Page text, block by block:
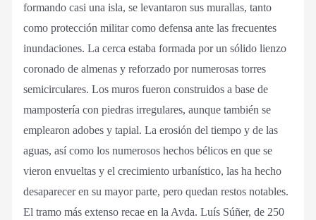
formando casi una isla, se levantaron sus murallas, tanto
como protección militar como defensa ante las frecuentes
inundaciones. La cerca estaba formada por un sólido lienzo
coronado de almenas y reforzado por numerosas torres
semicirculares. Los muros fueron construidos a base de
mampostería con piedras irregulares, aunque también se
emplearon adobes y tapial. La erosión del tiempo y de las
aguas, así como los numerosos hechos bélicos en que se
vieron envueltas y el crecimiento urbanístico, las ha hecho
desaparecer en su mayor parte, pero quedan restos notables.
El tramo más extenso recae en la Avda. Luís Súñer, de 250